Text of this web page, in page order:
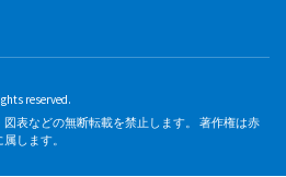
reserved.
表などの無断転載を禁止します。 著作権は赤
します。